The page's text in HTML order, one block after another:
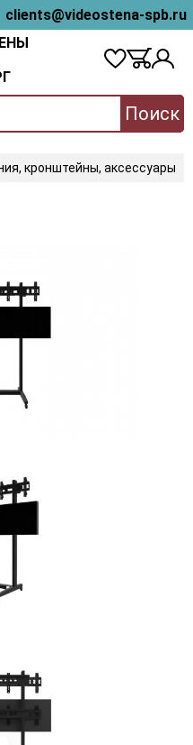
clients@videostena-spb.ru
Поиск
кронштейны, аксессуары